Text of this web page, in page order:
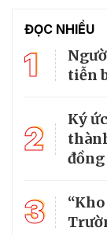
ĐỌC NHIỀU
1
tiễn
2
Ký
3